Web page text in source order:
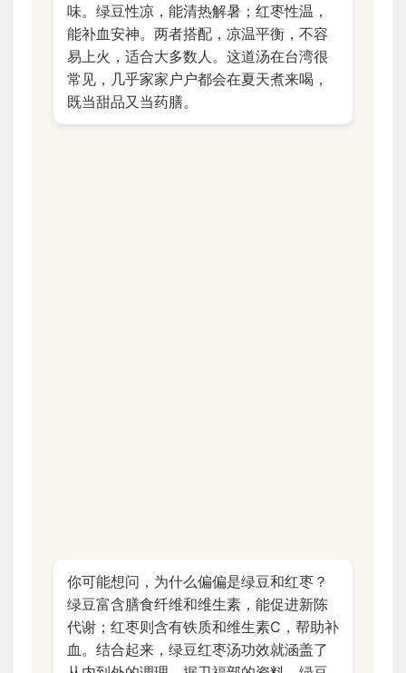
味。绿豆性凉，能清热解暑；红枣性温，
能补血安神。两者搭配，凉温平衡，不容
易上火，适合大多数人。这道汤在台湾很
常见，几乎家家户户都会在夏天煮来喝，
既当甜品又当药膳。
你可能想问，为什么偏偏是绿豆和红枣？
绿豆富含膳食纤维和维生素，能促进新陈
代谢；红枣则含有铁质和维生素C，帮助补
血。结合起来，绿豆红枣汤功效就涵盖了